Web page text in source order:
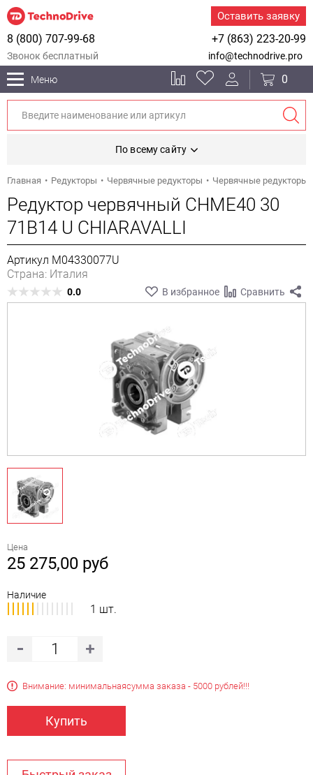
Оставить заявку
+7 (863) 223-20-99
8 (800) 707-99-68
Звонок бесплатный info@technodrive.pro
Меню 0
По всему сайту
Главная Редукторы Червячные редукторы Червячные редукторы
Редуктор червячный CHME40 30
71B14 U CHIARAVALLI
Артикул M04330077U
Страна: Италия
0.0 В избранное Сравнить
Цена
25 275,00 руб
Наличие
1 шт.
Внимание: минимальнаясумма заказа - 5000 рублей!!!
Купить